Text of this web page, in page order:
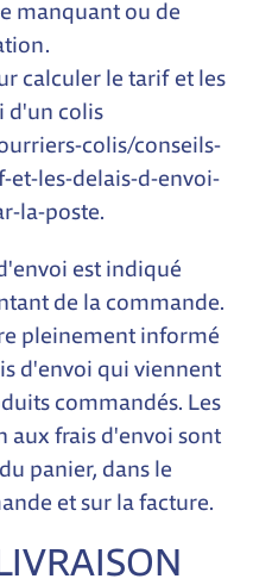
manquant ou de
calculer le tarif et les
d'un colis
colis/conseils-
et-les-delais-d-envoi-
la-poste.
est indiqué
de la commande.
pleinement informé
d'envoi qui viennent
commandés. Les
aux frais d'envoi sont
panier, dans le
et sur la facture.